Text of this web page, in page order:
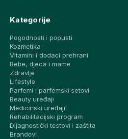
Kategorije
Pogodnosti i popusti
Kozmetika
Vitamini i dodaci prehrani
Bebe, djeca i mame
Zdravlje
Lifestyle
Parfemi i parfemski setovi
Beauty uređaji
Medicinski uređaji
Rehabilitacijski program
Dijagnostički testovi i zaštita
Brandovi